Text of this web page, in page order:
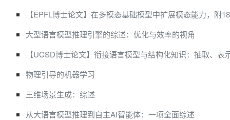
【EPFL博士论文】在多模态基础模型中扩展模态能力，附
大型语言模型推理引擎的综述：优化与效率的视角
【UCSD博士论文】衔接语言模型与结构化知识：抽取、表
物理引导的机器学习
三维场景生成：综述
从大语言模型推理到自主AI智能体：一项全面综述